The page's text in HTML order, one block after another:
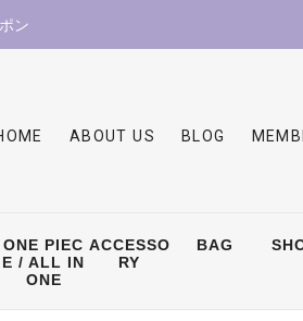
ン
ABOUT US BLOG
ONE PIEC
E / ALL IN
ONE
ACCESSO
RY
BAG